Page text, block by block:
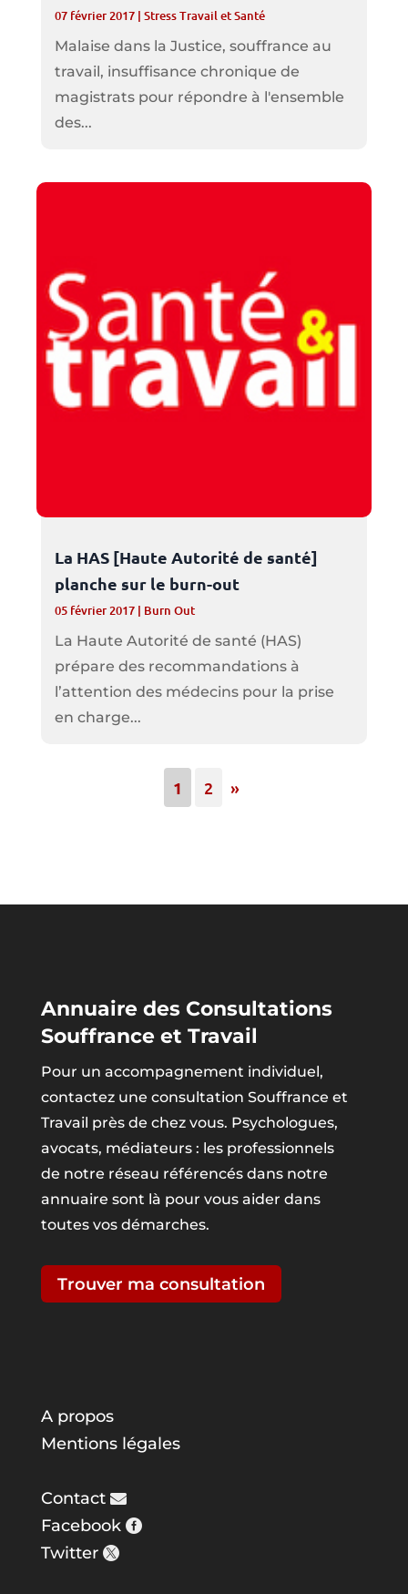
07 février 2017| Stress Travail et Santé
Malaise dans la Justice, souffrance au
travail, insuffisance chronique de
magistrats pour répondre à l'ensemble
des...
La HAS [Haute Autorité de santé]
planche sur le burn-out
05 février 2017| Burn Out
La Haute Autorité de santé (HAS)
prépare des recommandations à
l’attention des médecins pour la prise
en charge...
1 2 »
Annuaire des Consultations
Souffrance et Travail
Pour un accompagnement individuel,
contactez une consultation Souffrance et
Travail près de chez vous. Psychologues,
avocats, médiateurs : les professionnels
de notre réseau référencés dans notre
annuaire sont là pour vous aider dans
toutes vos démarches.
Trouver ma consultation
A propos
Mentions légales
Contact
Facebook
Twitter